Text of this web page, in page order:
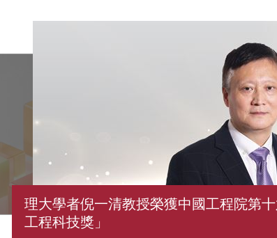
理大學者倪一清教授榮獲中國工程院第
工程科技獎」